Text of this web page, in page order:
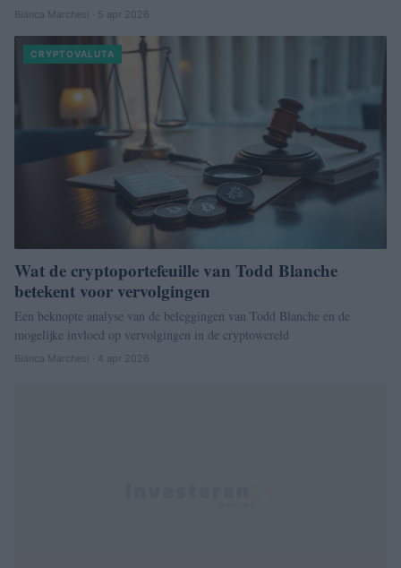
Bianca Marchesi · 5 apr 2026
CRYPTOVALUTA
Wat de cryptoportefeuille van Todd Blanche
betekent voor vervolgingen
Een beknopte analyse van de beleggingen van Todd Blanche en de
mogelijke invloed op vervolgingen in de cryptowereld
Bianca Marchesi · 4 apr 2026